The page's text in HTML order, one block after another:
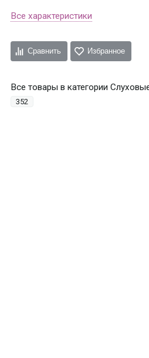
Все характеристики
Сравнить Избранное
Все товары в категории
352